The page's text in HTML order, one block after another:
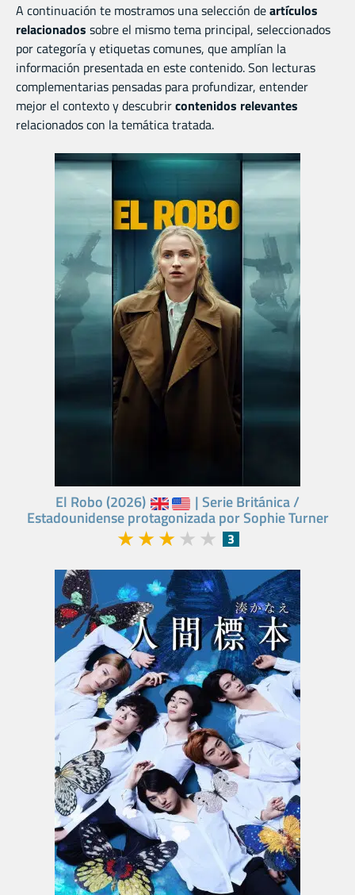
A continuación te mostramos una selección deartículos
relacionados sobre el mismo tema principal, seleccionados
por categoría y etiquetas comunes, que amplían la
información presentada en este contenido. Son lecturas
complementarias pensadas para profundizar, entender
mejor el contexto y descubrircontenidos relevantes
relacionados con la temática tratada.
El Robo (2026) | Serie Británica /
Estadounidense protagonizada por Sophie Turner
★★★★ ★ 3